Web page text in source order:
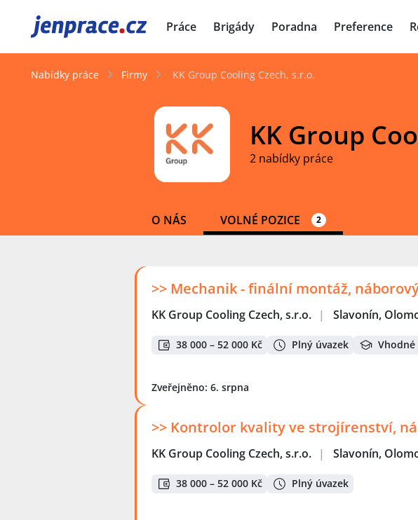
JenPráce.cz Práce Brigády Poradna Preference
Nabídky práce Firmy KK Group Cooling Czech, s.r.o.
KK Group
2 nabídky práce
O NÁS VOLNÉ POZICE 2
>> Mechanik - finální montáž,
KK Group Cooling Czech, s.r.o. | Slavonín,
38 000 – 52 000 Kč Plný úvazek
Zveřejněno: 6. srpna
>> Kontrolor kvality ve strojírenství,
KK Group Cooling Czech, s.r.o. | Slavonín,
38 000 – 52 000 Kč Plný úvazek